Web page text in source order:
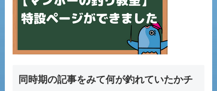
同時期の記事をみて何が釣れていたかチ